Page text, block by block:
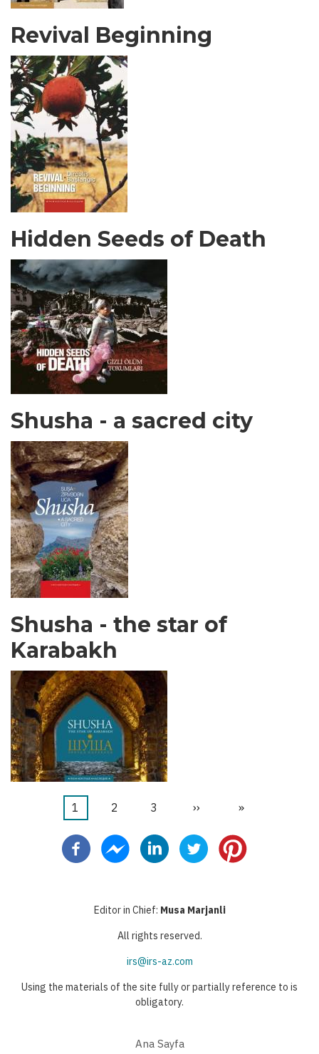
Revival Beginning
Hidden Seeds of Death
Shusha - a sacred city
Shusha - the star of
Karabakh
Pagination
Şu
kullanılan
1 Sayfa
2 Sayfa
3
Sonraki
››
Last
»
Editor in Chief: Musa Marjanli
All rights reserved.
irs@irs-az.com
Using the materials of the site fully or partially reference to is
obligatory.
Ana Sayfa